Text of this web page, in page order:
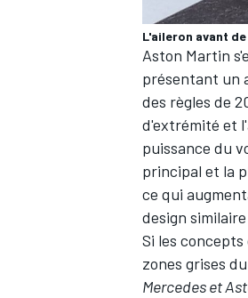
L'aileron avant de
Aston Martin
présentant un
des règles de
d'extrémité et
puissance du
principal et la
ce qui
design
Si les
zones grises
Mercedes et